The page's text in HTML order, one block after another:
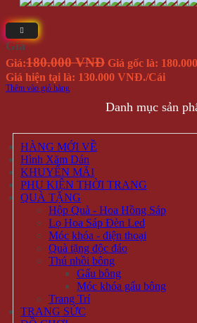
Giá
Giá:180.000 VNĐ Giá gốc là:
Giá hiện tại là: 130.000 VNĐ./Cái
Thêm vào giỏ hàng
Danh mục sản
HÀNG MỚI VỀ
Hình Xăm Dán
KHUYẾN MÃI
PHỤ KIỆN THỜI TRANG
QUÀ TẶNG
Hộp Quà - Hoa Hồng Sáp
Lọ Hoa Sáp Đèn Led
Móc khóa - điện thoại
Quà tặng độc đáo
Thú nhồi bông
Gấu bông
Móc khóa gấu bông
Trang Trí
TRANG SỨC